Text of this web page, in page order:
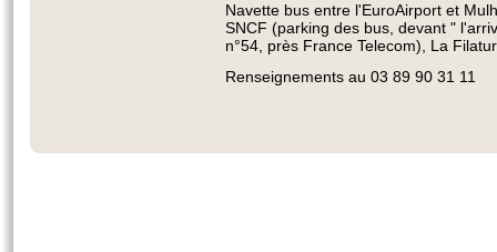
Navette bus entre l'EuroAirport et
SNCF (parking des bus, devant "
n°54, près France Telecom), La
Renseignements au 03 89 90 31 11